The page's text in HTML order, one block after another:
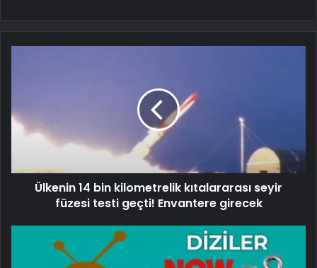
Ülkenin 14 bin kilometrelik kıtalararası seyir
füzesi testi geçti! Envantere girecek